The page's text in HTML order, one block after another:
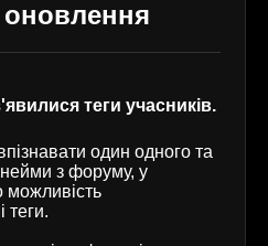
оновлення
теги учасників.
один одного та
з форуму, у
можливість
теги.